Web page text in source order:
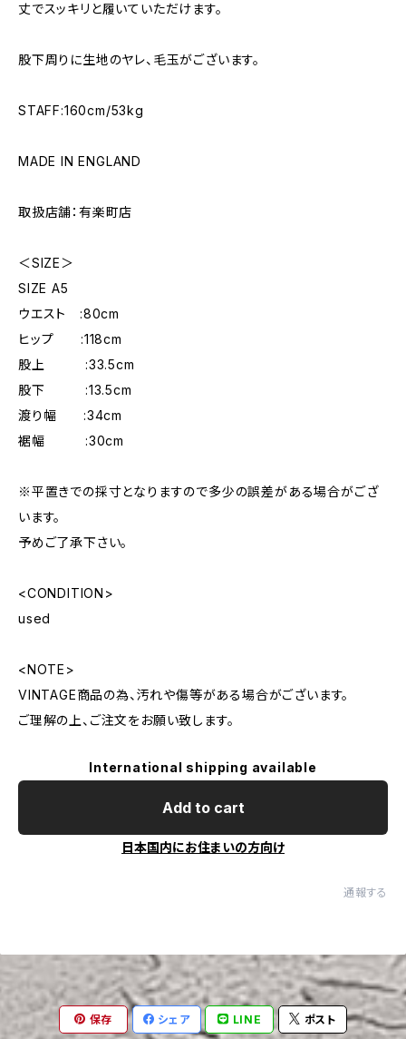
丈でスッキリと履いていただけます。
股下周りに生地のヤレ、毛玉がございます。
STAFF:160cm/53kg
MADE IN ENGLAND
取扱店舗：有楽町店
＜SIZE＞
SIZE A5
ウエスト :80cm
ヒップ :118cm
股上 :33.5cm
股下 :13.5cm
渡り幅 :34cm
裾幅 :30cm
※平置きでの採寸となりますので多少の誤差がある場合がござ
います。
予めご了承下さい。
<CONDITION>
used
<NOTE>
VINTAGE商品の為、汚れや傷等がある場合がございます。
ご理解の上、ご注文をお願い致します。
International shipping available
Add to cart
日本国内にお住まいの方向け
通報する
保存 シェア LINE ポスト